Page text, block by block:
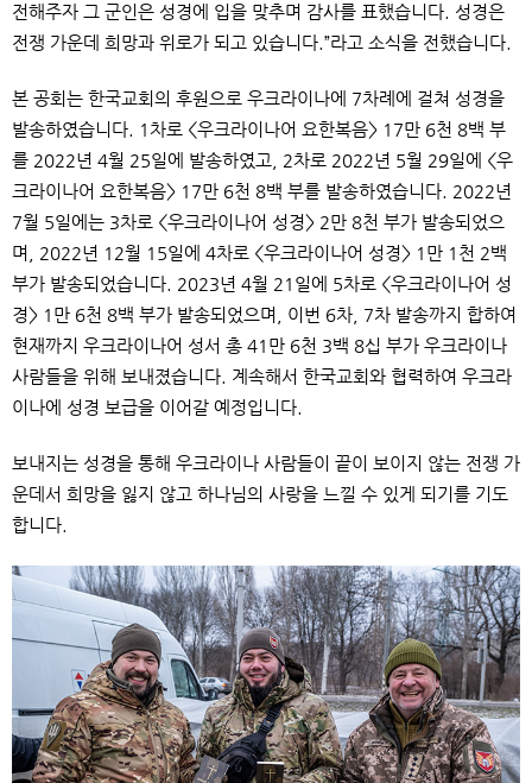
전해주자 그 군인은 성경에 입을 맞추며 감사를 표했습니다
성경은
전쟁 가운데 희망과 위로가 되고 있습니다 .”라고 소식을 전했습니다
본 공회는 한국교회의 후원으로 우크라이나에 7차례에 걸쳐 성경을
발송하였습니다 . 1 차로 <우크라이나어 요한복음> 17만 6천 8백 부
를 2022년 4월 25일에 발송하였고 , 2차로 2022년 5월 29일에 <우
크라이나어 요한복음> 17만 6천 8백 부를 발송하였습니다 . 2022년
7월 5일에는 3차로 <우크라이나어 성경> 2만 8천 부가 발송되었으
며
, 2022년 12월 15일에 4차로 <우크라이나어 성경> 1 만 1 천 2백
부가 발송되었습니다 . 2023년 4월 21 일에 5차로 <우크라이나어 성
경> 1 만 6천 8백 부가 발송되었으며 이번 6차 , 7차 발송까지 합하여
현재까지 우크라이나어 성서 총 41 만 6천 3백 8십 부가 우크라이나
사람들을 위해 보내졌습니다
계속해서 한국교회와 협력하여 우크라
이나에 성경 보급을 이어갈 예정입니다
보내지는 성경을 통해 우크라이나 사람들이 끝이 보이지 않는 전쟁 가
운데서 희망을 잃지 않고 하나님의 사랑을 느낄 수 있게 되기를 기도
합니다